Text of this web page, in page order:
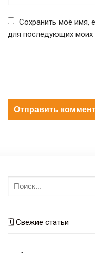
Сохранить моё имя,
для последующих моих
Искать:
🗓 Свежие статьи